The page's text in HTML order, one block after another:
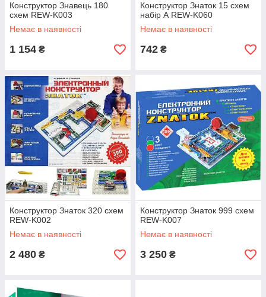
Конструктор Знавець 180
схем REW-K003
Немає в наявності
1 154 ₴
Конструктор Знаток 15 схем
набір А REW-K060
Немає в наявності
742 ₴
Конструктор Знаток 320 схем
REW-K002
Немає в наявності
2 480 ₴
Конструктор Знаток 999 схем
REW-K007
Немає в наявності
3 250 ₴